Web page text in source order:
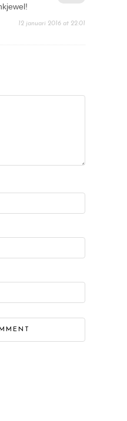
12 januari 2016 at 22:01